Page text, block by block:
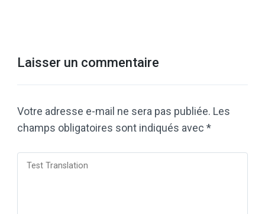
Laisser un commentaire
Votre adresse e-mail ne sera pas publiée. Les
champs obligatoires sont indiqués avec *